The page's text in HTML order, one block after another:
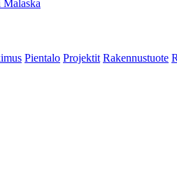
Pientalo Projektit Rakennustuote